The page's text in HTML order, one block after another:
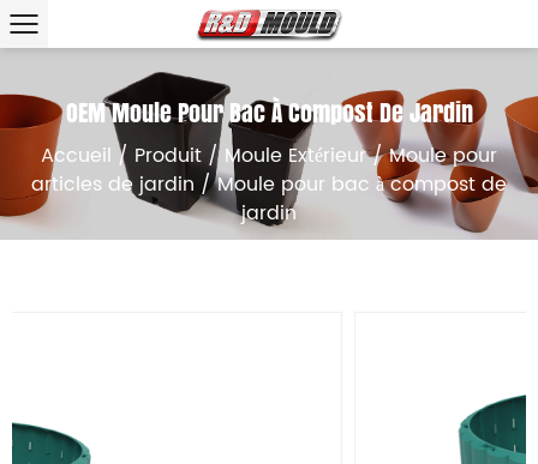
OEM Moule Pour Bac À Compost De Jardin
Accueil / Produit /Moule Extérieur/Moule pour
articles de jardin /Moule pour bac à compost de
jardin